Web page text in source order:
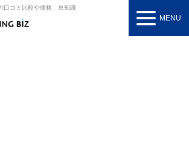
口コミ比較や価格、豆知識
MENU